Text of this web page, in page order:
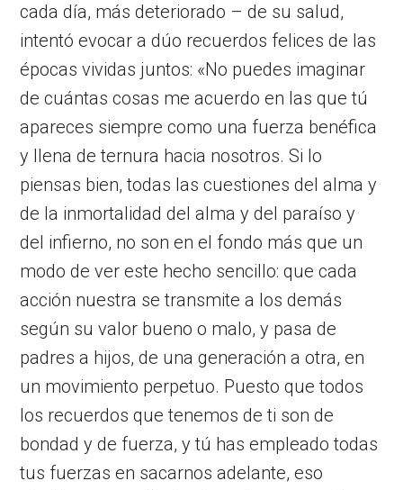
cada día, más deteriorado – de su salud,
intentó evocar a dúo recuerdos felices de las
épocas vividas juntos: «No puedes imaginar
de cuántas cosas me acuerdo en las que tú
apareces siempre como una fuerza benéfica
y llena de ternura hacia nosotros. Si lo
piensas bien, todas las cuestiones del alma y
de la inmortalidad del alma y del paraíso y
del infierno, no son en el fondo más que un
modo de ver este hecho sencillo: que cada
acción nuestra se transmite a los demás
según su valor bueno o malo, y pasa de
padres a hijos, de una generación a otra, en
un movimiento perpetuo. Puesto que todos
los recuerdos que tenemos de ti son de
bondad y de fuerza, y tú has empleado todas
tus fuerzas en sacarnos adelante, eso